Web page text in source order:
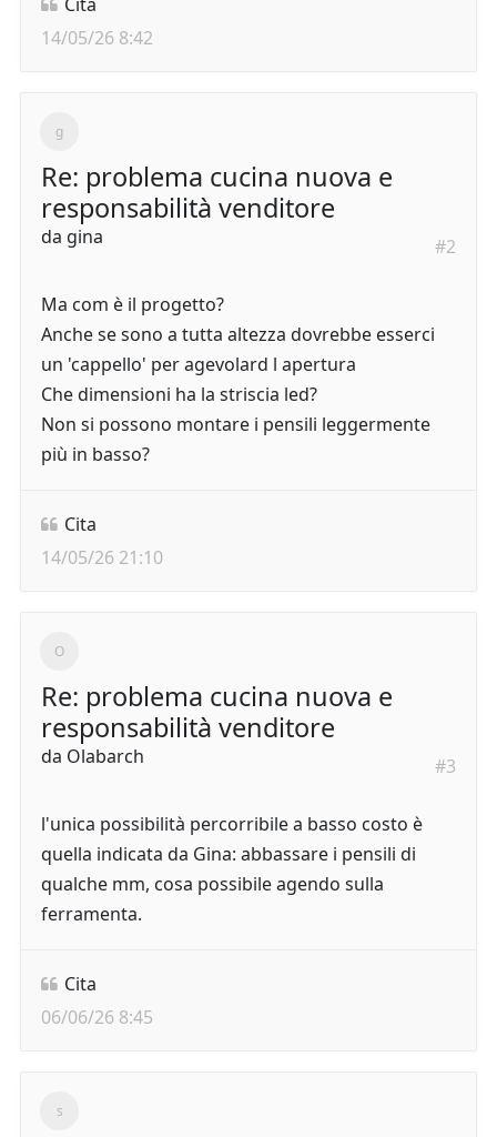
14/05/26 8:42
Re: problema cucina nuova e
responsabilità venditore
#2
da gina
Ma com è il progetto?
Anche se sono a tutta altezza dovrebbe esserci
un 'cappello' per agevolard l apertura
Che dimensioni ha la striscia led?
Non si possono montare i pensili leggermente
più in basso?
Cita
14/05/26 21:10
Re: problema cucina nuova e
responsabilità venditore
#3
da Olabarch
l'unica possibilità percorribile a basso costo è
quella indicata da Gina: abbassare i pensili di
qualche mm, cosa possibile agendo sulla
ferramenta.
Cita
06/06/26 8:45